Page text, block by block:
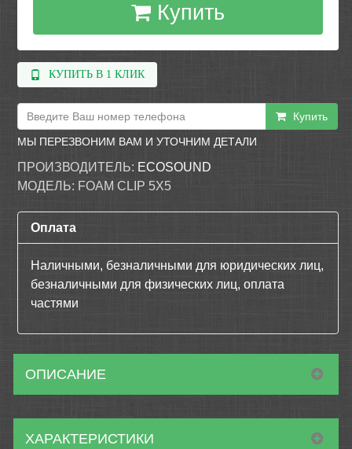
Купить
КУПИТЬ В 1 КЛИК
Купить
МЫ ПЕРЕЗВОНИМ ВАМ И УТОЧНИМ ДЕТАЛИ
ПРОИЗВОДИТЕЛЬ: ECOSOUND
МОДЕЛЬ: FOAM CLIP 5X5
Оплата
Наличными, безналичными для юридических лиц,
безналичными для физических лиц, оплата
частями
ОПИСАНИЕ
ХАРАКТЕРИСТИКИ